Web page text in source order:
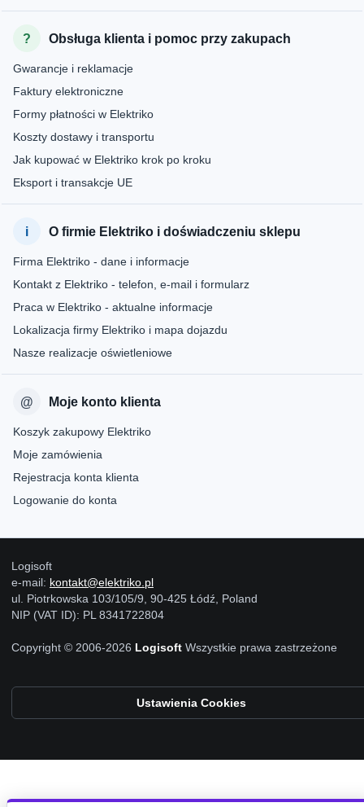
Obsługa klienta i pomoc przy zakupach
Gwarancje i reklamacje
Faktury elektroniczne
Formy płatności w Elektriko
Koszty dostawy i transportu
Jak kupować w Elektriko krok po kroku
Eksport i transakcje UE
O firmie Elektriko i doświadczeniu sklepu
Firma Elektriko - dane i informacje
Kontakt z Elektriko - telefon, e-mail i formularz
Praca w Elektriko - aktualne informacje
Lokalizacja firmy Elektriko i mapa dojazdu
Nasze realizacje oświetleniowe
Moje konto klienta
Koszyk zakupowy Elektriko
Moje zamówienia
Rejestracja konta klienta
Logowanie do konta
Logisoft
e-mail: kontakt@elektriko.pl
ul. Piotrkowska 103/105/9, 90-425 Łódź, Poland
NIP (VAT ID): PL 8341722804
Copyright © 2006-2026 Logisoft Wszystkie prawa zastrzeżone
Ustawienia Cookies